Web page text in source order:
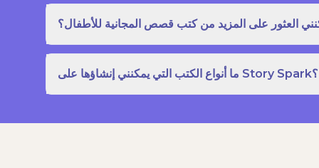
العثور على المزيد من كتب قصص المجانية للأطفال؟
ما أنواع الكتب التي يمكنني إنشاؤها على Story Spark؟